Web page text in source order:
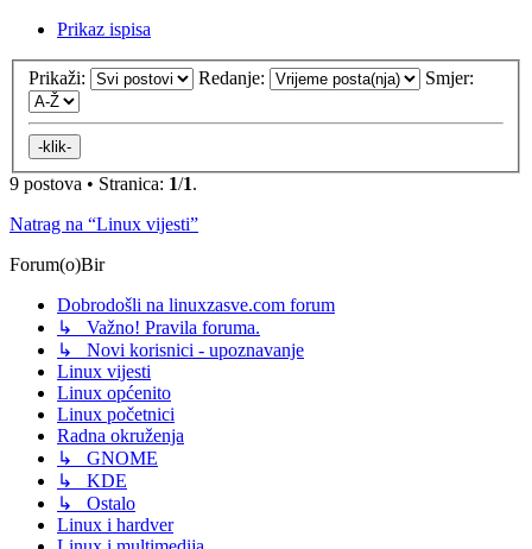
Prikaz ispisa
Prikaži: Redanje: Smjer:
9 postova • Stranica: 1/1.
Natrag na “Linux vijesti”
Forum(o)Bir
Dobrodošli na linuxzasve.com forum
↳ Važno! Pravila foruma.
↳ Novi korisnici - upoznavanje
Linux vijesti
Linux općenito
Linux početnici
Radna okruženja
↳ GNOME
↳ KDE
↳ Ostalo
Linux i hardver